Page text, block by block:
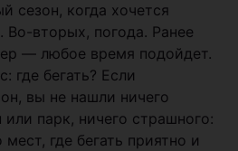
сезон, когда хочется
Во-вторых, погода. Ранее
— любое время подойдет.
где бегать? Если
вы не нашли ничего
парк, ничего страшного:
где бегать приятно и